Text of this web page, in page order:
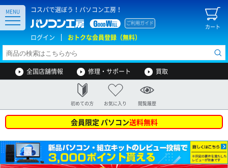
コスパで選ぼう！パソコン工房！
カート
ご利用ガイド
ログイン おトクな会員登録（無料）
MENU
全国店舗情報 修理・サポート 買取
初めての方 お気に入り 閲覧履歴
会員限定 パソコン送料無料